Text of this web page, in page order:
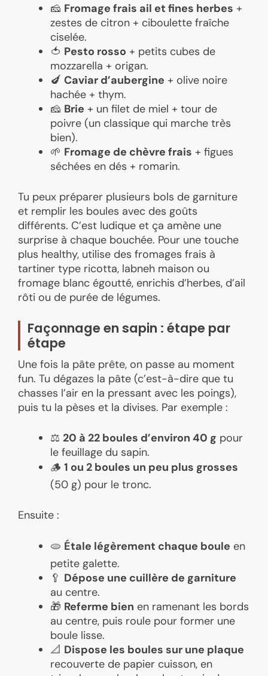
🧀 Fromage frais ail et fines herbes +
zestes de citron + ciboulette fraîche
ciselée.
🍅 Pesto rosso + petits cubes de
mozzarella + origan.
🍆 Caviar d’aubergine + olive noire
hachée + thym.
🧀 Brie + un filet de miel + tour de
poivre (un classique qui marche très
bien).
🌱 Fromage de chèvre frais + figues
séchées en dés + romarin.
Tu peux préparer plusieurs bols de garniture
et remplir les boules avec des goûts
différents. C’est ludique et ça amène une
surprise à chaque bouchée. Pour une touche
plus healthy, utilise des fromages frais à
tartiner type ricotta, labneh maison ou
fromage blanc égoutté, enrichis d’herbes, d’ail
rôti ou de purée de légumes.
Façonnage en sapin : étape par
étape
Une fois la pâte prête, on passe au moment
fun. Tu dégazes la pâte (c’est-à-dire que tu
chasses l’air en la pressant avec les poings),
puis tu la pèses et la divises. Par exemple :
⚖️ 20 à 22 boules d’environ 40 g pour
le feuillage du sapin.
🪵 1 ou 2 boules un peu plus grosses
(50 g) pour le tronc.
Ensuite :
🫓 Étale légèrement chaque boule en
petite galette.
🥄 Dépose une cuillère de garniture
au centre.
🎁 Referme bien en ramenant les bords
au centre, puis roule pour former une
boule lisse.
📐 Dispose les boules sur une plaque
recouverte de papier cuisson, en